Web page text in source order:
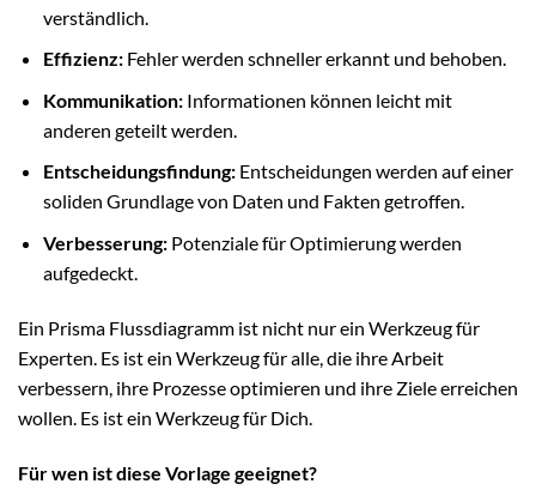
verständlich.
Effizienz:Fehler werden schneller erkannt und behoben.
Kommunikation:Informationen können leicht mit
anderen geteilt werden.
Entscheidungsfindung:Entscheidungen werden auf einer
soliden Grundlage von Daten und Fakten getroffen.
Verbesserung:Potenziale für Optimierung werden
aufgedeckt.
Ein Prisma Flussdiagramm ist nicht nur ein Werkzeug für
Experten. Es ist ein Werkzeug für alle, die ihre Arbeit
verbessern, ihre Prozesse optimieren und ihre Ziele erreichen
wollen. Es ist ein Werkzeug für Dich.
Für wen ist diese Vorlage geeignet?